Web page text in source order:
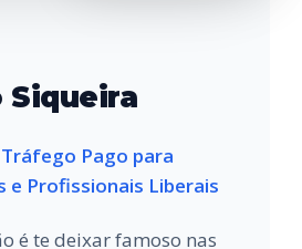
Siqueira
Pago para
e Profissionais Liberais
é te deixar famoso nas